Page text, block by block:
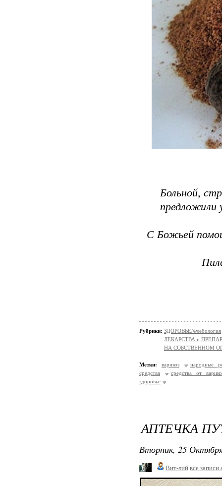
Больной,
предложили
С Божьей
Рубрики: ЗДОРОВЬЕ/Флебология
ЛЕКАРСТВА и
НА СОБСТВЕННОМ
Метки: варикоз
народные
средства
средства от
здоровье
АПТЕЧКА
Вторник, 25
Вит-лий все записи